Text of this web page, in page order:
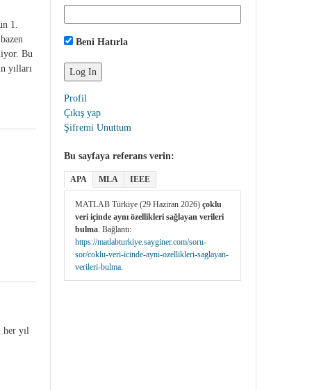
1.
Bu
yılları
her yıl
Beni Hatırla
Profil
Çıkış yap
Şifremi Unuttum
Bu sayfaya referans verin:
APA MLA IEEE
MATLAB Türkiye (29 Haziran 2026) çoklu
veri içinde aynı özellikleri sağlayan verileri
bulma . Bağlantı:
https://matlabturkiye.sayginer.com/soru-
sor/coklu-veri-icinde-ayni-ozellikleri-saglayan-
verileri-bulma